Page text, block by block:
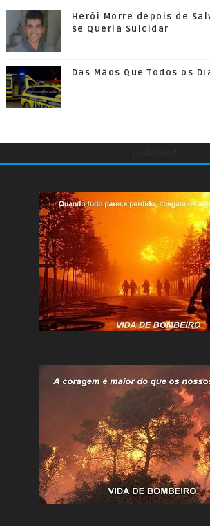
Herói Morre depois de
se Queria Suicidar
Das Mãos Que Todos os